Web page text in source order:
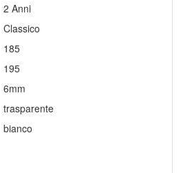
2 Anni
Classico
185
195
6mm
trasparente
bianco